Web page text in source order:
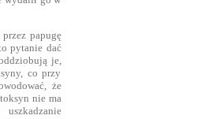
papugę
pytanie dać
je,
co przy
że
nie ma